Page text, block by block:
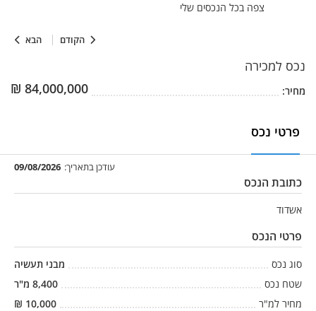
הקודם הבא
צפה בכל הנכסים שלי
נכס למכירה
מחיר: 84,000,000
₪
פרטי נכס
עודכן בתאריך: 09/08/2026
כתובת הנכס
אשדוד
פרטי הנכס
סוג נכס
מבני תעשיה
שטח נכס
8,400 מ"ר
מחיר למ"ר
10,000
₪